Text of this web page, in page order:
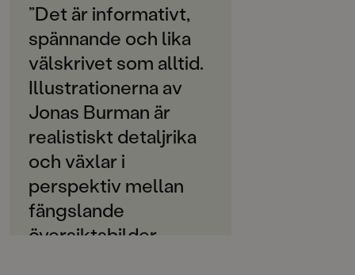
SPRÅK
Svenska
SERIE
Halvan
PUBLICERINGSDATUM
2019-10-07
Produktion
MILJÖMÄRKNING
Ja
”Det är informativt,
spännande och lika
välskrivet som alltid.
Illustrationerna av
Jonas Burman är
realistiskt detaljrika
och växlar i
perspektiv mellan
fängslande
översiktsbilder,